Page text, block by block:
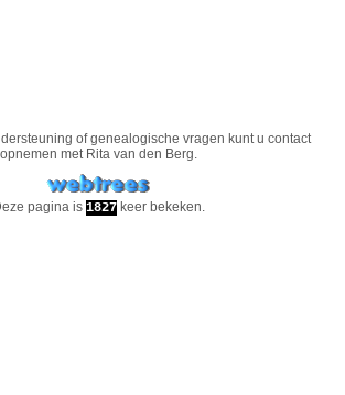
of genealogische vragen kunt u contact
opnemen met Rita van den Berg.
pagina is 1827keer bekeken.